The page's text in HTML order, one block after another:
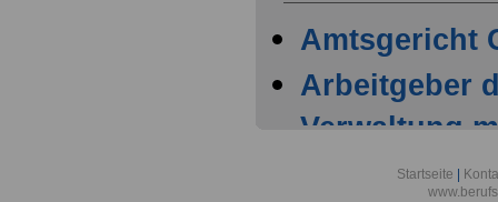
Amtsgericht
Arbeitgeber
Verwaltung
Startseite